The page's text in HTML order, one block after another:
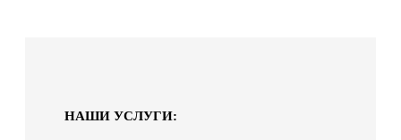
НАШИ УСЛУГИ: